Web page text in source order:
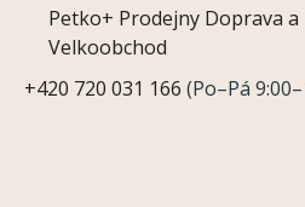
Petko+ Prodejny Doprava
Velkoobchod
+420 720 031 166 (Po–Pá